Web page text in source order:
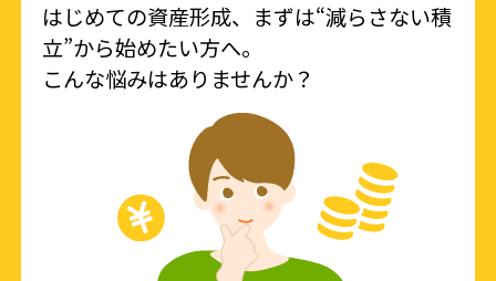
はじめての資産形成、まずは“減らさない積
立”から始めたい方へ。
こんな悩みはありませんか？​